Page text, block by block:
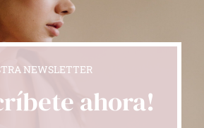
NEWSLETTER
ahora!